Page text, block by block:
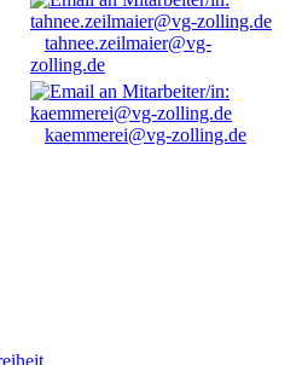
tahnee.zeilmaier@vg-
zolling.de
kaemmerei@vg-zolling.de